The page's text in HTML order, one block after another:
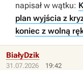
napisał w wątku:
plan wyjścia z
koniec z wolną
31.07.2026 19:42
BiałyDzik